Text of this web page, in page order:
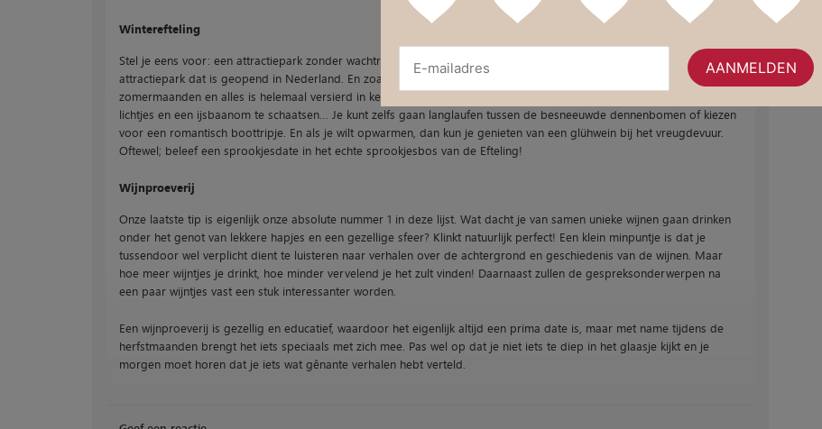
Winterefteling
Stel je eens voor: een attractiepark zonder wachtrijen! Tijdens de wintermaanden is de Winter Efteling het enige
attractiepark dat is geopend in Nederland. En zoals gezegd; je hebt geen last van de urenlange wachtrijen zoals in de
zomermaanden en alles is helemaal versierd in kerstsfeer. Zelfs inclusief een Unox rookworst kraampje, stralende
lichtjes en een ijsbaanom te schaatsen… Je kunt zelfs gaan langlaufen tussen de besneeuwde dennenbomen of kiezen
voor een romantisch boottripje. En als je wilt opwarmen, dan kun je genieten van een glühwein bij het vreugdevuur.
Oftewel; beleef een sprookjesdate in het echte sprookjesbos van de Efteling!
Wijnproeverij
Onze laatste tip is eigenlijk onze absolute nummer 1 in deze lijst. Wat dacht je van samen unieke wijnen gaan drinken
onder het genot van lekkere hapjes en een gezellige sfeer? Klinkt natuurlijk perfect! Een klein minpuntje is dat je
tussendoor wel verplicht dient te luisteren naar verhalen over de achtergrond en geschiedenis van de wijnen. Maar
hoe meer wijntjes je drinkt, hoe minder vervelend je het zult vinden! Daarnaast zullen de gespreksonderwerpen na
een paar wijntjes vast een stuk interessanter worden.
Een wijnproeverij is gezellig en educatief, waardoor het eigenlijk altijd een prima date is, maar met name tijdens de
herfstmaanden brengt het iets speciaals met zich mee. Pas wel op dat je niet iets te diep in het glaasje kijkt en je
morgen moet horen dat je iets wat gênante verhalen hebt verteld.